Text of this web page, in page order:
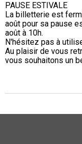
PAUSE ESTIVALE
La billetterie est
août pour sa pause
août à 10h.
N'hésitez pas à
Au plaisir de vous
vous souhaitons un